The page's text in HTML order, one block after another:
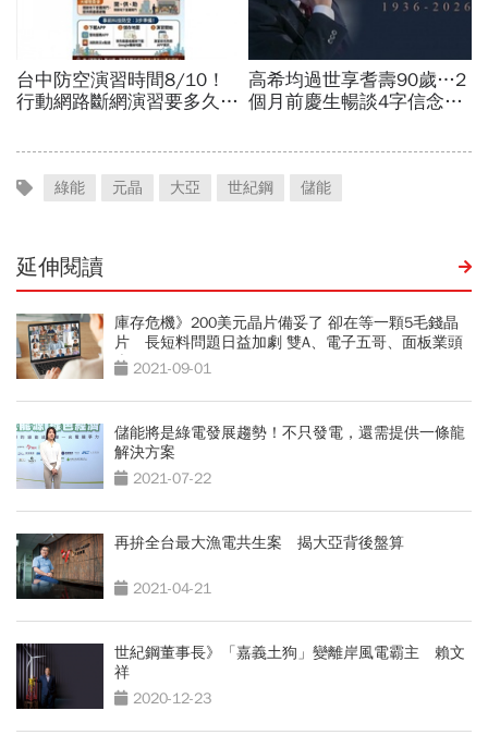
綠能 元晶 大亞 世紀鋼 儲能
延伸閱讀
庫存危機》200美元晶片備妥了 卻在等一顆5毛錢晶
片 長短料問題日益加劇 雙A、電子五哥、面板業頭
痛 2021-09-01
儲能將是綠電發展趨勢！不只發電，還需提供一條龍
解決方案
2021-07-22
再拚全台最大漁電共生案 揭大亞背後盤算
2021-04-21
世紀鋼董事長》「嘉義土狗」變離岸風電霸主 賴文
祥
2020-12-23